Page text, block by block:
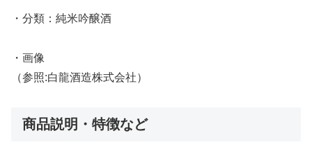
・分類：純米吟醸酒
・画像
（参照:白龍酒造株式会社）
商品説明・特徴など